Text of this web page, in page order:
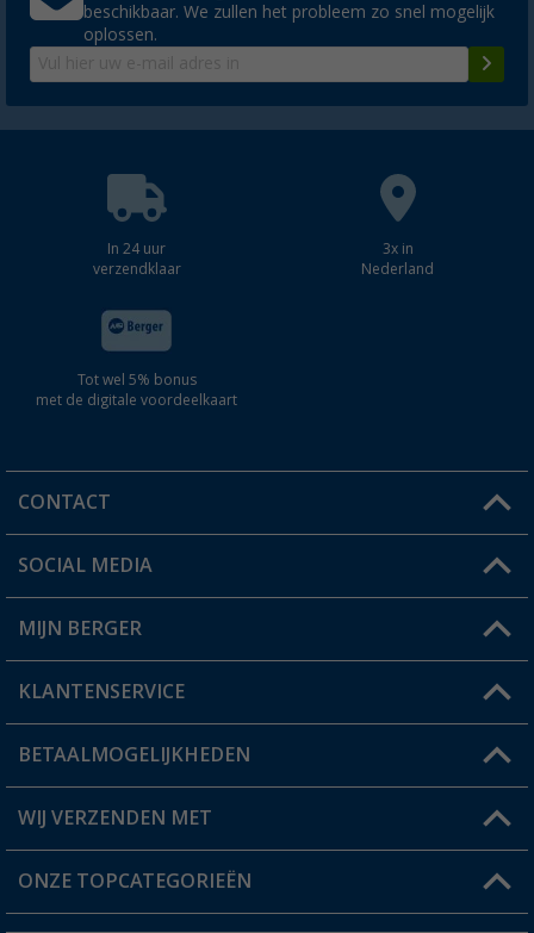
beschikbaar. We zullen het probleem zo snel mogelijk
oplossen.
In 24 uur
verzendklaar
3x in
Nederland
Tot wel 5% bonus
met de digitale voordeelkaart
CONTACT
Een vraag?
Winkel vinden
SOCIAL MEDIA
MIJN BERGER
Mijn account
Status bestelling
Verlanglijstje
KLANTENSERVICE
FAQ & Contact
Verzendinformatie
Catalogus
BETAALMOGELIJKHEDEN
WIJ VERZENDEN MET
ONZE TOPCATEGORIEËN